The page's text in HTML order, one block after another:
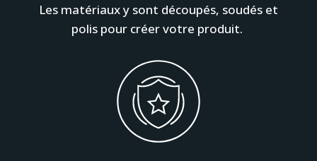
Les matériaux y sont découpés, soudés et
polis pour créer votre produit.